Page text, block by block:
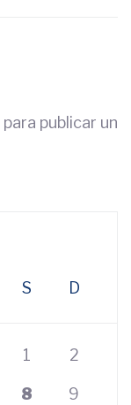
para publicar un
S D
1 2
8 9